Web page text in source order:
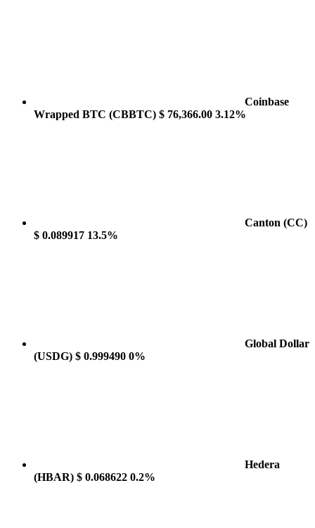
Coinbase
Wrapped BTC (CBBTC) $ 76,366.00 3.12%
Canton (CC)
$ 0.089917 13.5%
Global Dollar
(USDG) $ 0.999490 0%
Hedera
(HBAR) $ 0.068622 0.2%